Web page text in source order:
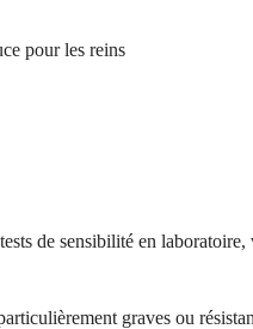
pour les reins
de sensibilité en
graves ou